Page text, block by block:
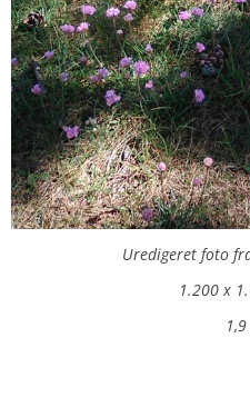
Uredigeret foto
1.200 x